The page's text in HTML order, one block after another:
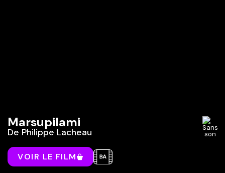
Marsupilami
De Philippe Lacheau
VOIR LE FILM